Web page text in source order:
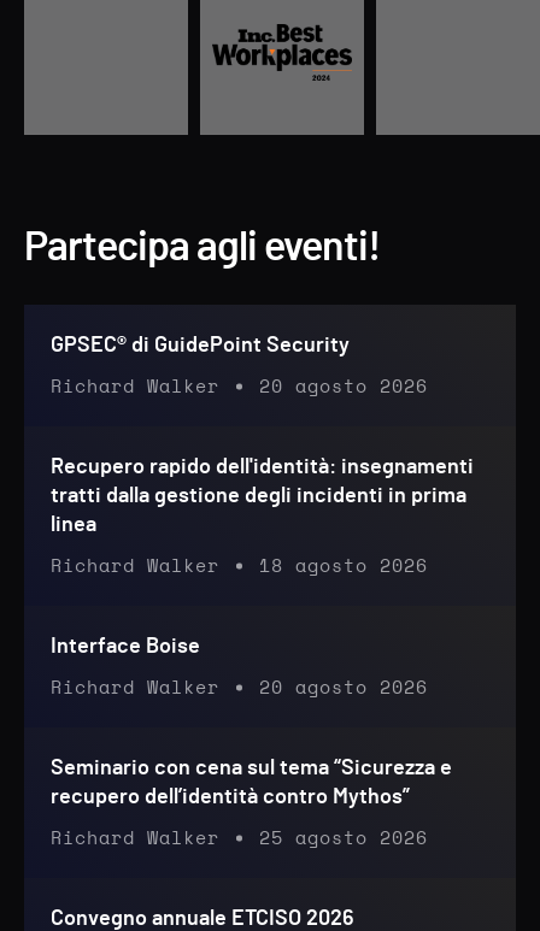
Partecipa agli eventi!
GPSEC® di GuidePoint Security
Richard Walker 20 agosto 2026
Recupero rapido dell'identità: insegnamenti
tratti dalla gestione degli incidenti in prima
linea
Richard Walker 18 agosto 2026
Interface Boise
Richard Walker 20 agosto 2026
Seminario con cena sul tema “Sicurezza e
recupero dell’identità contro Mythos”
Richard Walker 25 agosto 2026
Convegno annuale ETCISO 2026